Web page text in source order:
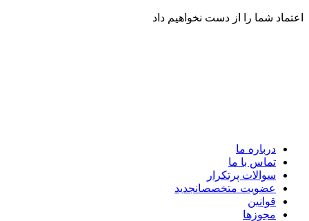
اعتماد شما را از دست نخواهیم داد
درباره ما
تماس با ما
سوالات پرتکرار
عضویت متخصصانجدید
قوانین
مجوزها